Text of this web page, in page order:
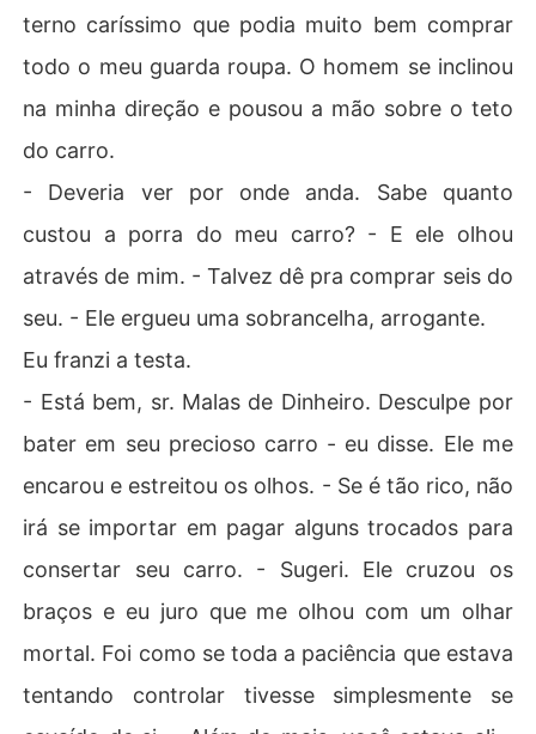
terno caríssimo que podia muito bem comprar
todo o meu guarda roupa. O homem se inclinou
na minha direção e pousou a mão sobre o teto
do carro.
- Deveria ver por onde anda. Sabe quanto
custou a porra do meu carro? - E ele olhou
através de mim. - Talvez dê pra comprar seis do
seu. - Ele ergueu uma sobrancelha, arrogante.
Eu franzi a testa.
- Está bem, sr. Malas de Dinheiro. Desculpe por
bater em seu precioso carro - eu disse. Ele me
encarou e estreitou os olhos. - Se é tão rico, não
irá se importar em pagar alguns trocados para
consertar seu carro. - Sugeri. Ele cruzou os
braços e eu juro que me olhou com um olhar
mortal. Foi como se toda a paciência que estava
tentando controlar tivesse simplesmente se